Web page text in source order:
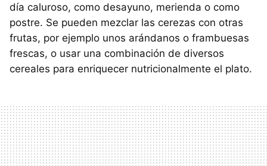
día caluroso, como desayuno, merienda o como
postre. Se pueden mezclar las cerezas con otras
frutas, por ejemplo unos arándanos o frambuesas
frescas, o usar una combinación de diversos
cereales para enriquecer nutricionalmente el plato.